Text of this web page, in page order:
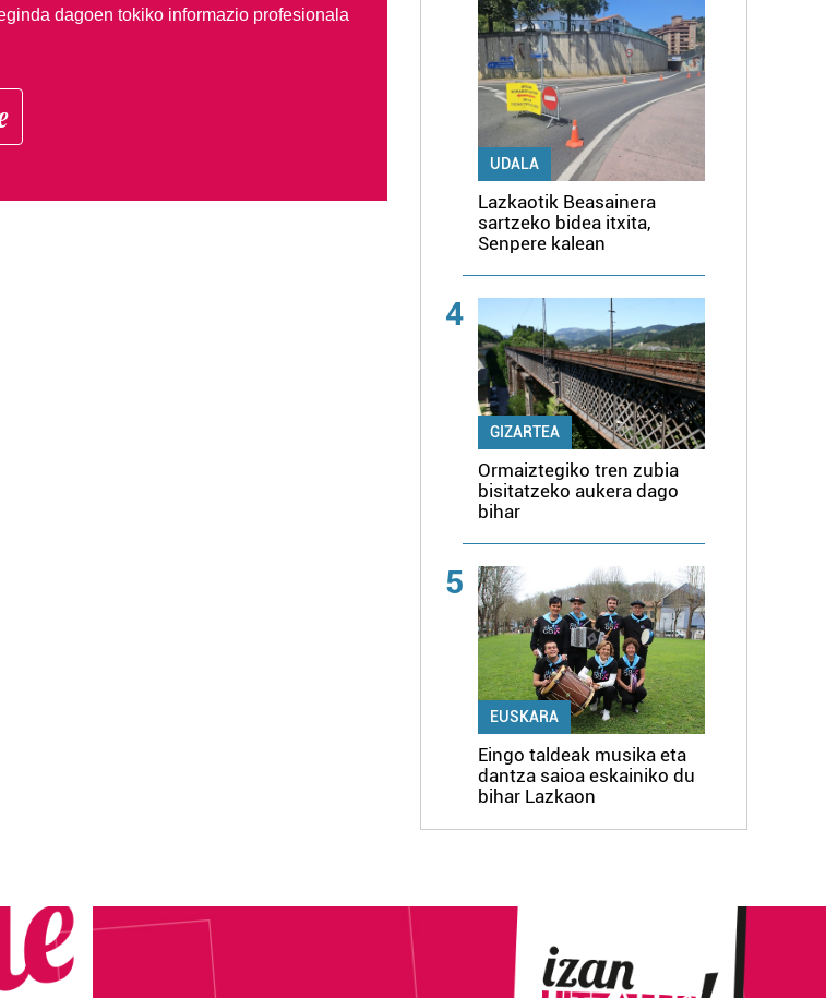
dagoen tokiko informazio profesionala
UDALA
Lazkaotik Beasainera
sartzeko bidea itxita,
Senpere kalean
4
GIZARTEA
Ormaiztegiko tren zubia
bisitatzeko aukera dago
bihar
5
EUSKARA
Eingo taldeak musika eta
dantza saioa eskainiko du
bihar Lazkaon